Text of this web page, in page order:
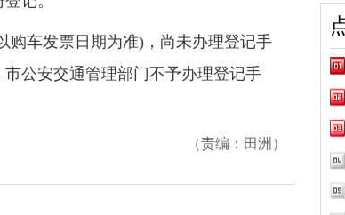
车发票日期为准)，尚未办理登记手
公安交通管理部门不予办理登记手
（责编：田洲）